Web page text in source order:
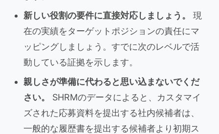
新しい役割の要件に直接対応しましょう。
現
在の実績をターゲットポジションの責任にマ
ッピングしましょう。すでに次のレベルで活
動している証拠を示します。
親しさが準備に代わると思い込まないでくだ
さい。
SHRMのデータによると、カスタマイ
ズされた応募資料を提出する社内候補者は、
一般的な履歴書を提出する候補者より初期ス